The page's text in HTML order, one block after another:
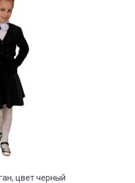
цвет черный